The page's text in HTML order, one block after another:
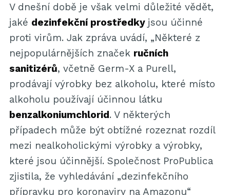
V dnešní době je však velmi důležité vědět,
jaké dezinfekční prostředky jsou účinné
proti virům. Jak zpráva uvádí, „Některé z
nejpopulárnějších značek ručních
sanitizérů, včetně Germ-X ​​a Purell,
prodávají výrobky bez alkoholu, které místo
alkoholu používají účinnou látku
benzalkoniumchlorid. V některých
případech může být obtížné rozeznat rozdíl
mezi nealkoholickými výrobky a výrobky,
které jsou účinnější. Společnost ProPublica
zjistila, že vyhledávání „dezinfekčního
přípravku pro koronaviry na Amazonu“